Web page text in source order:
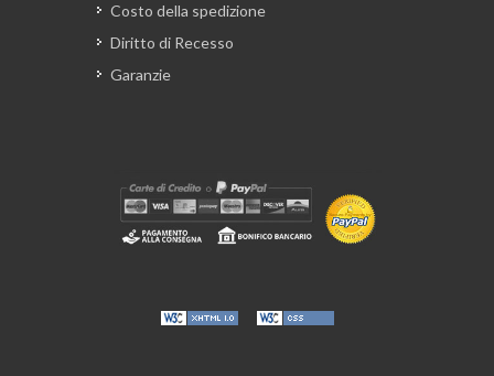
Costo della spedizione
Diritto di Recesso
Garanzie